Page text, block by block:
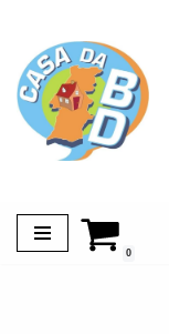
Avançar
para
o
conteúdo
0